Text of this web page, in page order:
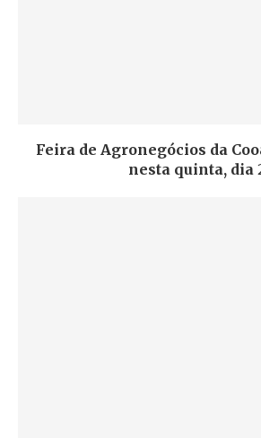
Feira de Agronegócios da
nesta quinta, dia